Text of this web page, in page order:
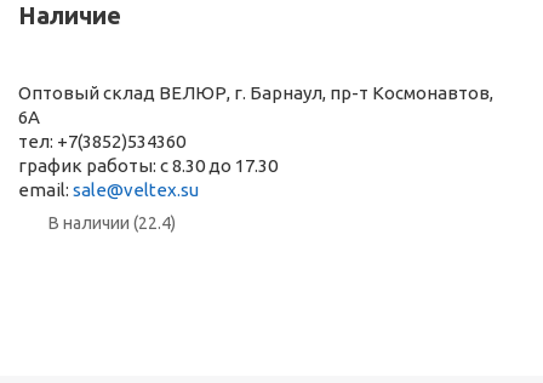
Наличие
Оптовый склад ВЕЛЮР, г. Барнаул, пр-т Космонавтов,
6А
тел: +7(3852)534360
график работы: с 8.30 до 17.30
email: sale@veltex.su
В наличии (22.4)